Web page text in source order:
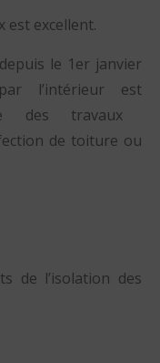
est excellent.
le 1er janvier
l’intérieur est
travaux
de toiture ou
de l’isolation des